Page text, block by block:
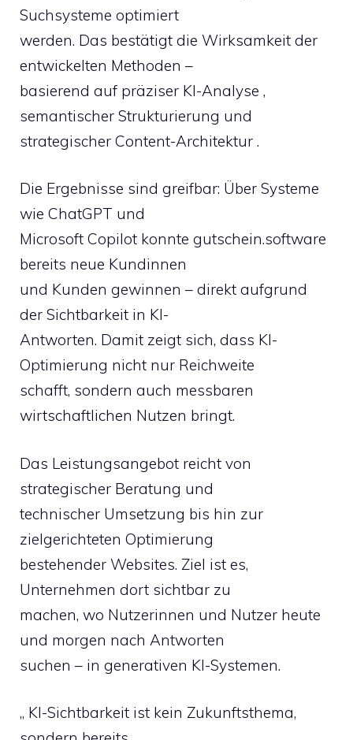
Suchsysteme optimiert
werden. Das bestätigt die Wirksamkeit der
entwickelten Methoden –
basierend auf präziser KI-Analyse ,
semantischer Strukturierung und
strategischer Content-Architektur .
Die Ergebnisse sind greifbar: Über Systeme
wie ChatGPT und
Microsoft Copilot konnte gutschein.software
bereits neue Kundinnen
und Kunden gewinnen – direkt aufgrund
der Sichtbarkeit in KI-
Antworten. Damit zeigt sich, dass KI-
Optimierung nicht nur Reichweite
schafft, sondern auch messbaren
wirtschaftlichen Nutzen bringt.
Das Leistungsangebot reicht von
strategischer Beratung und
technischer Umsetzung bis hin zur
zielgerichteten Optimierung
bestehender Websites. Ziel ist es,
Unternehmen dort sichtbar zu
machen, wo Nutzerinnen und Nutzer heute
und morgen nach Antworten
suchen – in generativen KI-Systemen.
„ KI-Sichtbarkeit ist kein Zukunftsthema,